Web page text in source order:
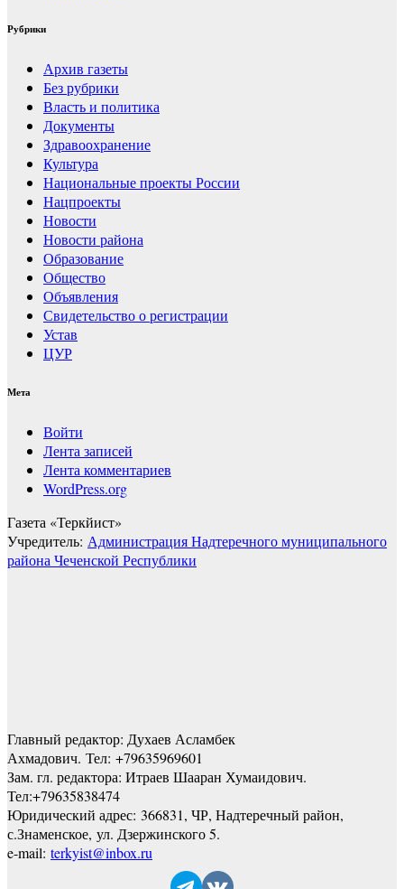
Рубрики
Архив газеты
Без рубрики
Власть и политика
Документы
Здравоохранение
Культура
Национальные проекты России
Нацпроекты
Новости
Новости района
Образование
Общество
Объявления
Свидетельство о регистрации
Устав
ЦУР
Мета
Войти
Лента записей
Лента комментариев
WordPress.org
Газета «Теркйист»
Учредитель: Администрация Надтеречного муниципального
района Чеченской Республики
Главный редактор: Духаев Асламбек
Ахмадович. Тел: +79635969601
Зам. гл. редактора: Итраев Шааран Хумаидович.
Тел:+79635838474
Юридический адрес: 366831, ЧР, Надтеречный район,
с.Знаменское, ул. Дзержинского 5.
e-mail: terkyist@inbox.ru